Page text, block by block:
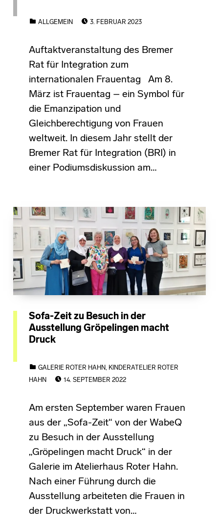
ALLGEMEIN
3. FEBRUAR 2023
Auftaktveranstaltung des Bremer
Rat für Integration zum
internationalen Frauentag Am 8.
März ist Frauentag – ein Symbol für
die Emanzipation und
Gleichberechtigung von Frauen
weltweit. In diesem Jahr stellt der
Bremer Rat für Integration (BRI) in
einer Podiumsdiskussion am…
Sofa-Zeit zu Besuch in der
Ausstellung Gröpelingen macht
Druck
GALERIE ROTER HAHN
KINDERATELIER ROTER
HAHN
14. SEPTEMBER 2022
Am ersten September waren Frauen
aus der „Sofa-Zeit“ von der WabeQ
zu Besuch in der Ausstellung
„Gröpelingen macht Druck“ in der
Galerie im Atelierhaus Roter Hahn.
Nach einer Führung durch die
Ausstellung arbeiteten die Frauen in
der Druckwerkstatt von…